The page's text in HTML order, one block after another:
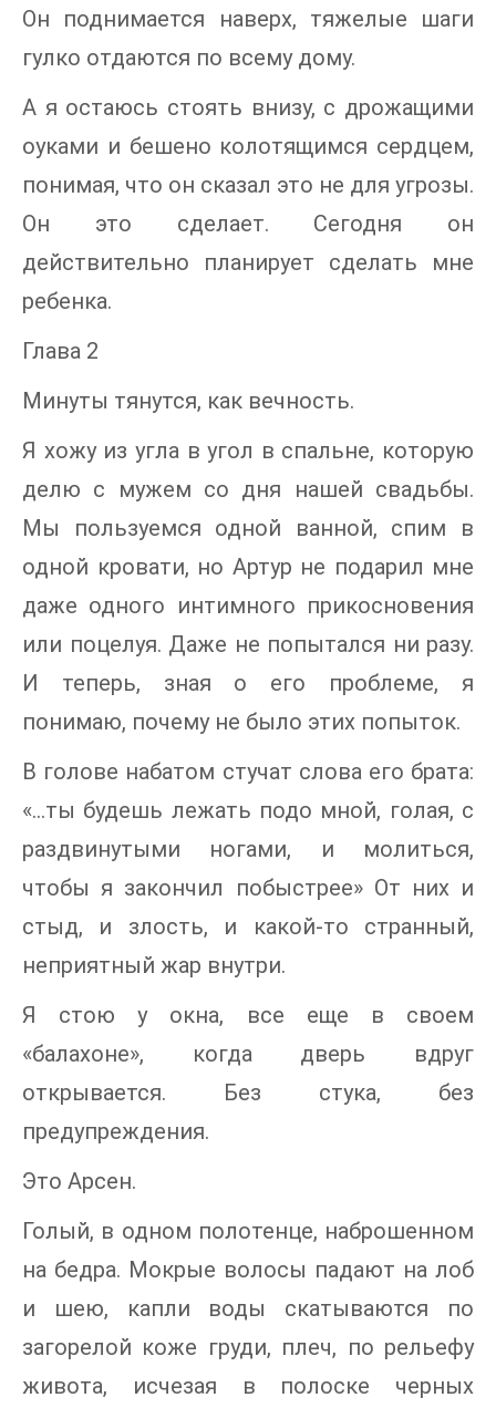
Он поднимается наверх, тяжелые шаги
гулко отдаются по всему дому.
А я остаюсь стоять внизу, с дрожащими
оуками и бешено колотящимся сердцем,
понимая, что он сказал это не для угрозы.
Он это сделает. Сегодня он
действительно планирует сделать мне
ребенка.
Глава 2
Минуты тянутся, как вечность.
Я хожу из угла в угол в спальне, которую
делю с мужем со дня нашей свадьбы.
Мы пользуемся одной ванной, спим в
одной кровати, но Артур не подарил мне
даже одного интимного прикосновения
или поцелуя. Даже не попытался ни разу.
И теперь, зная о его проблеме, я
понимаю, почему не было этих попыток.
В голове набатом стучат слова его брата:
«...ты будешь лежать подо мной, голая, с
раздвинутыми ногами, и молиться,
чтобы я закончил побыстрее» От них и
стыд, и злость, и какой-то странный,
неприятный жар внутри.
Я стою у окна, все еще в своем
«балахоне», когда дверь вдруг
открывается. Без стука, без
предупреждения.
Это Арсен.
Голый, в одном полотенце, наброшенном
на бедра. Мокрые волосы падают на лоб
и шею, капли воды скатываются по
загорелой коже груди, плеч, по рельефу
живота, исчезая в полоске черных